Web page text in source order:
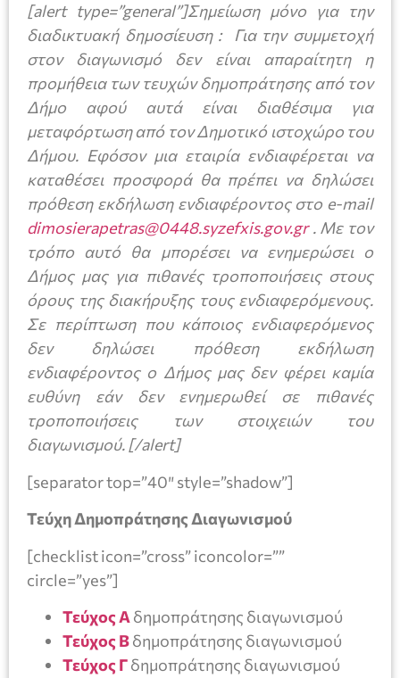
[alert type=”general”]Σημείωση μόνο για την
διαδικτυακή δημοσίευση : Για την συμμετοχή
στον διαγωνισμό δεν είναι απαραίτητη η
προμήθεια των τευχών δημοπράτησης από τον
Δήμο αφού αυτά είναι διαθέσιμα για
μεταφόρτωση από τον Δημοτικό ιστοχώρο του
Δήμου. Εφόσον μια εταιρία ενδιαφέρεται να
καταθέσει προσφορά θα πρέπει να δηλώσει
πρόθεση εκδήλωση ενδιαφέροντος στο e-mail
dimosierapetras@0448.syzefxis.gov.gr. Με τον
τρόπο αυτό θα μπορέσει να ενημερώσει ο
Δήμος μας για πιθανές τροποποιήσεις στους
όρους της διακήρυξης τους ενδιαφερόμενους.
Σε περίπτωση που κάποιος ενδιαφερόμενος
δεν δηλώσει πρόθεση εκδήλωση
ενδιαφέροντος ο Δήμος μας δεν φέρει καμία
ευθύνη εάν δεν ενημερωθεί σε πιθανές
τροποποιήσεις των στοιχειών του
διαγωνισμού. [/alert]
[separator top=”40″ style=”shadow”]
Τεύχη Δημοπράτησης Διαγωνισμού
[checklist icon=”cross” iconcolor=””
circle=”yes”]
Τεύχος Α δημοπράτησης διαγωνισμού
Τεύχος Βδημοπράτησης διαγωνισμού
Τεύχος Γδημοπράτησης διαγωνισμού